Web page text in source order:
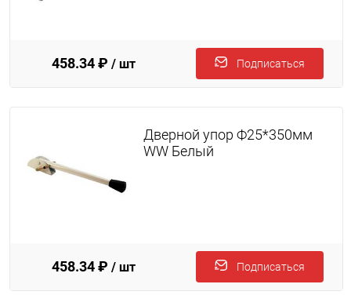
458.34 ₽ / шт Подписаться
Дверной упор Ф25*350мм
WW Белый
458.34 ₽ / шт Подписаться